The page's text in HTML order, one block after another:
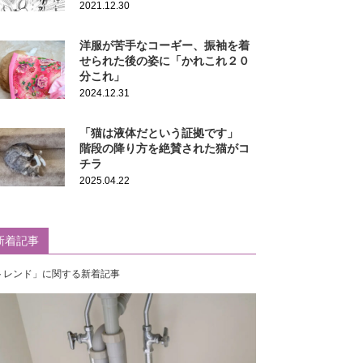
2021.12.30
洋服が苦手なコーギー、振袖を着
せられた後の姿に「かれこれ２０
分これ」
2024.12.31
「猫は液体だという証拠です」
階段の降り方を絶賛された猫がコ
チラ
2025.04.22
着記事
レンド」に関する新着記事